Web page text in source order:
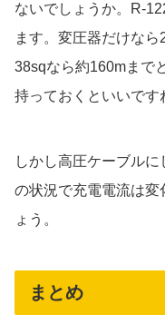
ないでしょうか。R-
ます。変圧器だけな
38sqなら約160mまで
持っておくといいです
しかし高圧ケーブル
の状況で充電電流は変
ょう。
まとめ